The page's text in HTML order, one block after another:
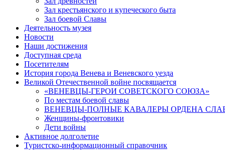
Зал крестьянского и купеческого быта
Зал боевой Славы
Деятельность музея
Новости
Наши достижения
Доступная среда
Посетителям
История города Венева и Веневского уезда
Великой Отечественной войне посвящается
«ВЕНЕВЦЫ-ГЕРОИ СОВЕТСКОГО СОЮЗА»
По местам боевой славы
ВЕНЕВЦЫ-ПОЛНЫЕ КАВАЛЕРЫ ОРДЕНА
Женщины-фронтовики
Дети войны
Активное долголетие
Туристско-информационный справочник